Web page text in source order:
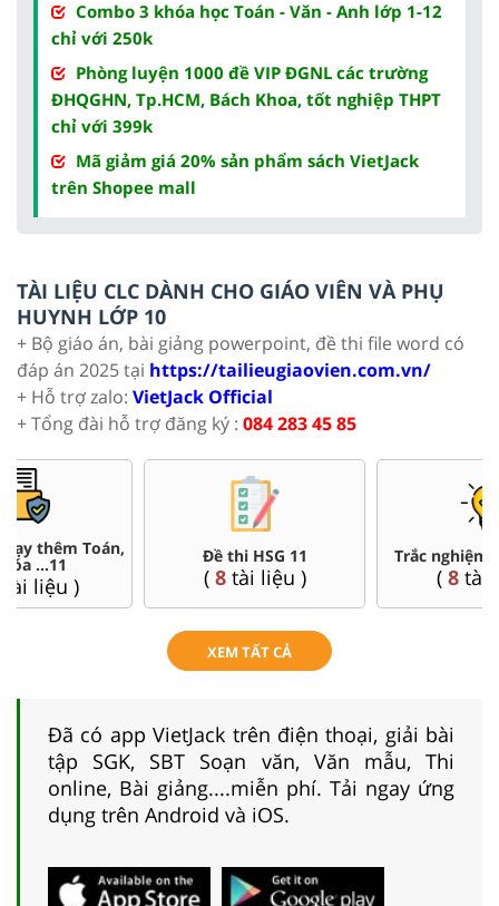
Combo 3 khóa học Toán - Văn - Anh lớp 1-12
chỉ với 250k
Phòng luyện 1000 đề VIP ĐGNL các trường
ĐHQGHN, Tp.HCM, Bách Khoa, tốt nghiệp THPT
chỉ với 399k
Mã giảm giá 20% sản phẩm sách VietJack
trên Shopee mall
TÀI LIỆU CLC DÀNH CHO GIÁO VIÊN VÀ PHỤ
HUYNH LỚP 10
+ Bộ giáo án, bài giảng powerpoint, đề thi file word có
đáp án 2025 tại https://tailieugiaovien.com.vn/
+ Hỗ trợ zalo: VietJack Official
+ Tổng đài hỗ trợ đăng ký : 084 283 45 85
Đề thi HSG 11
(
Trắc nghiệm đúng sai 11
XEM TẤT CẢ
Đã có app VietJack trên điện thoại, giải bài
tập SGK, SBT Soạn văn, Văn mẫu, Thi
online, Bài giảng....miễn phí. Tải ngay ứng
dụng trên Android và iOS.